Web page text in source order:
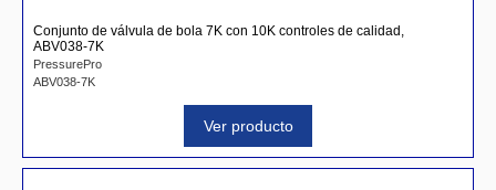
Conjunto de válvula de bola 7K con 10K controles de calidad,
ABV038-7K
PressurePro
ABV038-7K
Ver producto